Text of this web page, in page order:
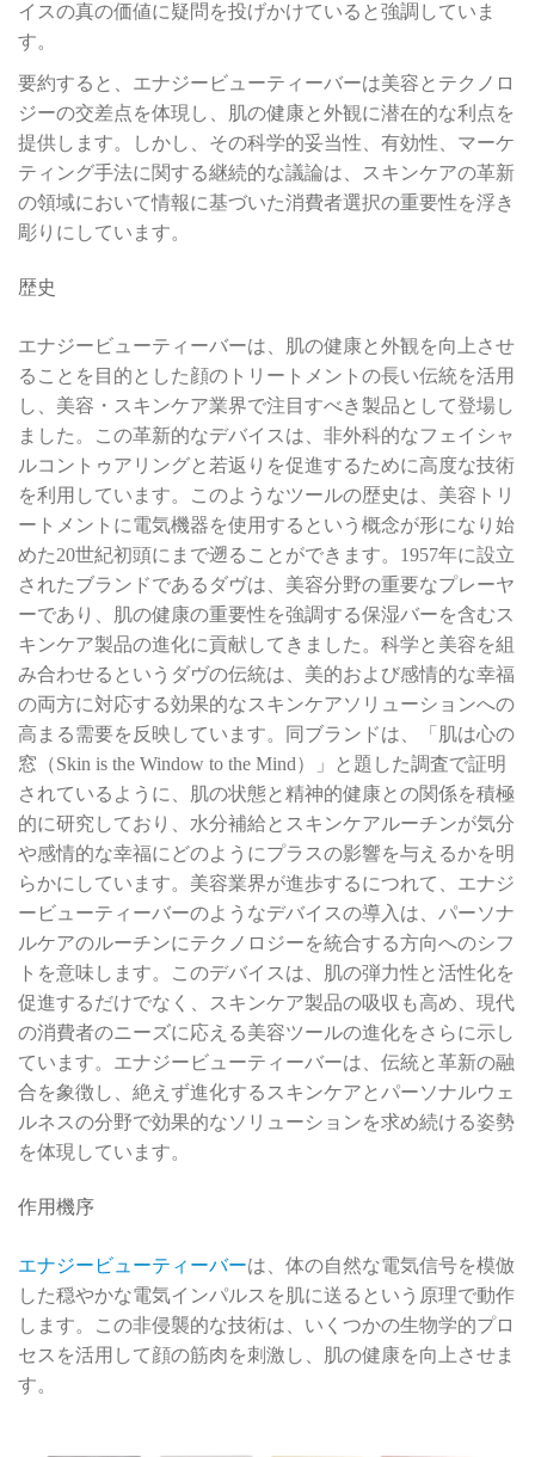
イスの真の価値に疑問を投げかけていると強調していま
す。
要約すると、エナジービューティーバーは美容とテクノロ
ジーの交差点を体現し、肌の健康と外観に潜在的な利点を
提供します。しかし、その科学的妥当性、有効性、マーケ
ティング手法に関する継続的な議論は、スキンケアの革新
の領域において情報に基づいた消費者選択の重要性を浮き
彫りにしています。
歴史
エナジービューティーバーは、肌の健康と外観を向上させ
ることを目的とした顔のトリートメントの長い伝統を活用
し、美容・スキンケア業界で注目すべき製品として登場し
ました。この革新的なデバイスは、非外科的なフェイシャ
ルコントゥアリングと若返りを促進するために高度な技術
を利用しています。このようなツールの歴史は、美容トリ
ートメントに電気機器を使用するという概念が形になり始
めた20世紀初頭にまで遡ることができます。1957年に設立
されたブランドであるダヴは、美容分野の重要なプレーヤ
ーであり、肌の健康の重要性を強調する保湿バーを含むス
キンケア製品の進化に貢献してきました。科学と美容を組
み合わせるというダヴの伝統は、美的および感情的な幸福
の両方に対応する効果的なスキンケアソリューションへの
高まる需要を反映しています。同ブランドは、「肌は心の
窓（Skin is the Window to the Mind）」と題した調査で証明
されているように、肌の状態と精神的健康との関係を積極
的に研究しており、水分補給とスキンケアルーチンが気分
や感情的な幸福にどのようにプラスの影響を与えるかを明
らかにしています。美容業界が進歩するにつれて、エナジ
ービューティーバーのようなデバイスの導入は、パーソナ
ルケアのルーチンにテクノロジーを統合する方向へのシフ
トを意味します。このデバイスは、肌の弾力性と活性化を
促進するだけでなく、スキンケア製品の吸収も高め、現代
の消費者のニーズに応える美容ツールの進化をさらに示し
ています。エナジービューティーバーは、伝統と革新の融
合を象徴し、絶えず進化するスキンケアとパーソナルウェ
ルネスの分野で効果的なソリューションを求め続ける姿勢
を体現しています。
作用機序
エナジービューティーバーは、体の自然な電気信号を模倣
した穏やかな電気インパルスを肌に送るという原理で動作
します。この非侵襲的な技術は、いくつかの生物学的プロ
セスを活用して顔の筋肉を刺激し、肌の健康を向上させま
す。